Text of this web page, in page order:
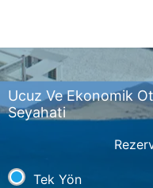
Ucuz Ve Ekonomik
Seyahati
Tek Yön